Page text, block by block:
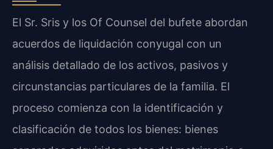
El Sr. Sris y los Of Counsel del bufete abordan
acuerdos de liquidación conyugal con un
análisis detallado de los activos, pasivos y
circunstancias particulares de la familia. El
proceso comienza con la identificación y
clasificación de todos los bienes: bienes